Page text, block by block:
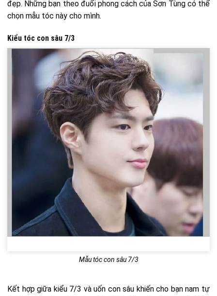
đẹp. Những bạn theo đuổi phong cách của Sơn Tùng có thể
chọn mẫu tóc này cho mình.
Kiểu tóc con sâu 7/3
Mẫu tóc con sâu 7/3
Kết hợp giữa kiểu 7/3 và uốn con sâu khiến cho bạn nam tự